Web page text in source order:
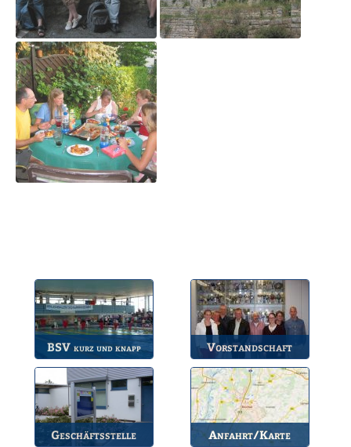
BSV kurz und knapp
Die wichtigsten Infos
zum BSV.
Vorstandschaft
Unsere amtierende
Vorstandschaft.
Geschäftsstelle Anfahrt/Karte